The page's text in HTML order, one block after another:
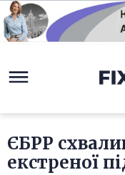
ЄБРР
екстреної